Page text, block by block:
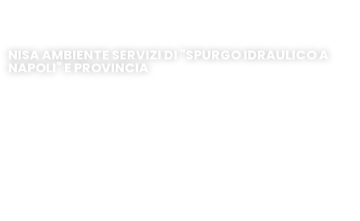
NISA AMBIENTE SERVIZI DI "SPURGO IDRAULICO A
NAPOLI" E PROVINCIA